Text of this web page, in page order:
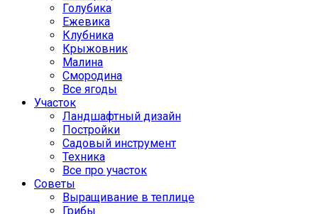
Голубика
Ежевика
Клубника
Крыжовник
Малина
Смородина
Все ягоды
Участок
Ландшафтный дизайн
Постройки
Садовый инструмент
Техника
Все про участок
Советы
Выращивание в теплице
Грибы